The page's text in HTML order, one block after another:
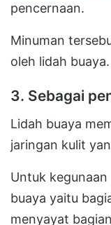
pencernaan.
Minuman
oleh lidah buaya.
3. Sebagai
Lidah buaya
jaringan kulit
Untuk
buaya yaitu
menyayat